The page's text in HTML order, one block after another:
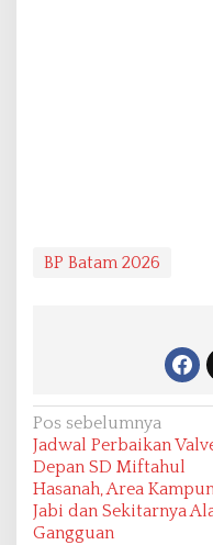
BP Batam 2026
N
a
v
i
Pos sebelumnya
Jadwal Perbaikan
Depan SD Miftahul
Hasanah, Area
Jabi dan Sekitarnya
Gangguan